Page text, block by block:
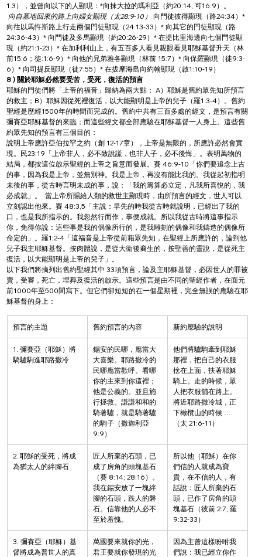
1:3），並曾向以下的人顯現：*向抹大拉的瑪利亞（約20:14, 可16:9）。
向自墓地回來的路上向婦女顯現（太28:9-10） 向門徒彼得顯現（路24:34）*
向往以馬忤斯路上行走兩個門徒顯現（24:13-33）* 向其它的門徒顯現（路
24:36-43）* 向門徒及多馬顯現（約20:26-29）* 在提比里海邊向七個門徒顯
現（約21:1-23）* 在加利利山上，有五百多人看見親眼看見耶穌基督升天（林
前15:6；徒:1:6-9）* 向他的兄弟雅各顯現（林前 15:7）* 向保羅顯現（徒9:3-
6）* 向司提反顯現（徒7:55）* 在拔摩海島向約翰顯現（啟1:10-19）
8 ) 關於耶穌必然要受苦，受死，復活的預言
耶穌的門徒們將「上帝的福音」歸納為兩大點： A）耶穌是舊約眾先知所預言
的救主；B）耶穌因從死裡復活，以大能顯明是上帝的兒子（羅1:3-4）。舊約
聖經是歷經1500年的時間而完成的。舊約中共有三百多處的經文，是預言有關
彌賽亞耶穌基督的來臨；而這些經文都全部應驗在耶穌基督一人身上。這些舊
約眾先知的預言有三個目的：
說明上帝應許亞伯拉罕之約（創 12-17章），上帝是無限的，所應許必然會實
現。民23:19「上帝非人，必不致說謊，也非人子，必不後悔」。表明萬物的
結局，都按這位啟示聖經的上帝之旨意而發展。賽 46:9-10「你們要追念上古
的事，因為我是上帝，並無別神。我是上帝，再沒有能比我的。我從起初指明
未後的事，從古時言明未成的事，說：「我的籌算必立定，凡我所喜悅的，我
必成就」。  當上帝所賜給人類的救世主顯現時，由所預言的經文，世人可以
立刻認出他來。賽 48:3,5「主說：早先的時我從古時就說明，已經出了我的
口，也是我所指示的。我忽然行而作，事便成就。所以我從古時將這事指示
你，免得你說：這些事是我的偶像所行的，是我雕刻的偶像和我鑄造的偶像所
命定的」。羅1:2-4「這福音是上帝從前藉眾先知，在聖經上所應許的，論到他
兒子我主耶穌基督。按肉體說，是從大衛後裔生的，按聖善的靈說，是從死主
復活，以大能顯明是上帝的兒子」。
以下我們將摘列出舊約聖經其中 33項預言，論及主耶穌基督，必因世人的罪被
賣，受審，死亡，埋葬及復活的啟示。這些預言是由不同的聖經作者，在面元
前1000年至500間寫下。但它們卻短短的在一個星期裡，完全無誤的應驗在耶
穌基督的身上：
預言的主題 舊約預言的內容 新約應驗的說明
1. 彌賽亞（耶穌）將
騎驢駒進耶路撒冷
錫安的民哪，應當大
大喜樂。耶路撒冷的
民哪應當歡呼。看哪
你的主來到你這裡；
他是公義的。並且施
行拯救。謙謙和和的
騎著驢，就是騎著驢
的駒子（撒迦利亞
9:9）
他們將驢駒牽到耶穌
那裡，把自己的衣服
捨在上面，扶著耶穌
騎上。走的時候，眾
人把衣服舖在路上。
將近耶路撒冷城，正
下橄欖山的時候 …
（太 21:6-11）
2. 耶穌的受死，將成
為猶太人的絆腳石
匠人所棄的石頭，已
成了房角的頭塊基石
（賽 8:14; 28:16）。
我在錫安放了一塊絆
腳的石頭，跌人的磐
石。信靠他的人必不
至於羞愧。
所以他（耶穌）在你
們信的人就成為寶
貴，在不信的人，有
話說：匠人所棄的石
頭，已作了房角的頭
塊基石（彼前 2:7; 羅
9:32-33）
3. 彌賽亞（耶穌）基
督將成為普世人的真
萬國要來就你的光，
君王要就你發現的光
因為主曾這樣吩咐我
們說：我已經立你作